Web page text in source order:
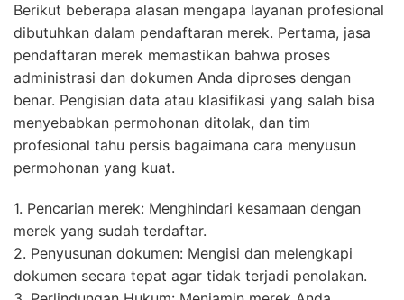
Berikut beberapa alasan mengapa layanan profesional
dibutuhkan dalam pendaftaran merek. Pertama, jasa
pendaftaran merek memastikan bahwa proses
administrasi dan dokumen Anda diproses dengan
benar. Pengisian data atau klasifikasi yang salah bisa
menyebabkan permohonan ditolak, dan tim
profesional tahu persis bagaimana cara menyusun
permohonan yang kuat.
1. Pencarian merek: Menghindari kesamaan dengan
merek yang sudah terdaftar.
2. Penyusunan dokumen: Mengisi dan melengkapi
dokumen secara tepat agar tidak terjadi penolakan.